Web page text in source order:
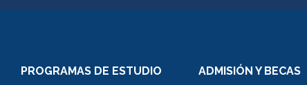
Consulta y certificado
PROGRAMAS DE ESTUDIO ADMISIÓN Y BECAS